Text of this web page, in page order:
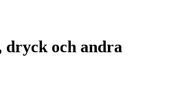
dryck och andra